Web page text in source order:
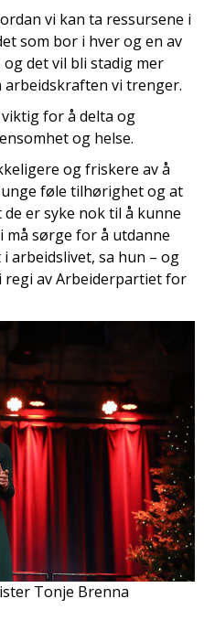
vi kan ta ressursene i
som bor i hver og en av
det vil bli stadig mer
arbeidskraften vi trenger.
for å delta og
og helse.
og friskere av å
føle tilhørighet og at
er syke nok til å kunne
må sørge for å utdanne
arbeidslivet, sa hun – og
av Arbeiderpartiet for
Tonje Brenna